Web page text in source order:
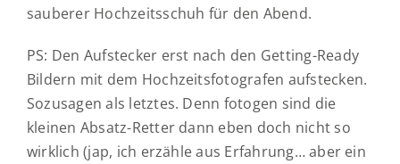
sauberer Hochzeitsschuh für den Abend.
PS: Den Aufstecker erst nach den Getting-Ready
Bildern mit dem Hochzeitsfotografen aufstecken.
Sozusagen als letztes. Denn fotogen sind die
kleinen Absatz-Retter dann eben doch nicht so
wirklich (jap, ich erzähle aus Erfahrung… aber ein